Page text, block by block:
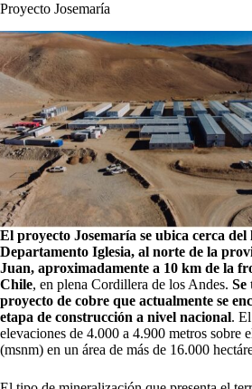
Proyecto Josemaría
El proyecto Josemaría se ubica cerca del
Departamento Iglesia, al norte de la
Juan, aproximadamente a 10 km de la
Chile, en plena Cordillera de los Andes. Se
proyecto de cobre que actualmente se
etapa de construcción a nivel nacional.
elevaciones de 4.000 a 4.900 metros sobre
(msnm) en un área de más de 16.000